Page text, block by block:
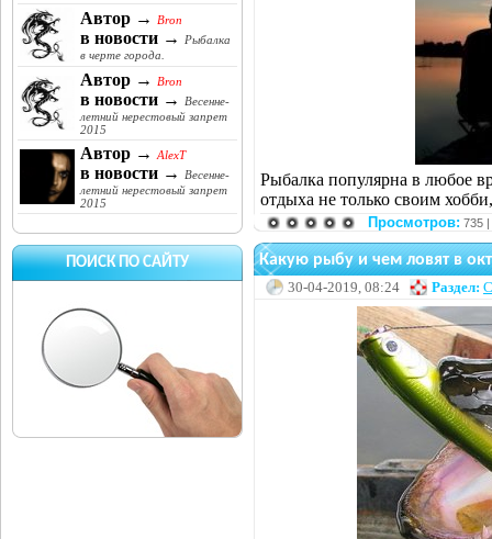
Автор → Bron
в новости →
Рыбалка
в черте города.
Автор → Bron
в новости →
Весенне-
летний нерестовый запрет
2015
Автор → AlexT
в новости →
Весенне-
летний нерестовый запрет
2015
ПОИСК ПО САЙТУ
Рыбалка популярна в любое
отдыха не только своим
Просмотров: 735 |
Какую рыбу и чем ловят в
30-04-2019, 08:24 Раздел: